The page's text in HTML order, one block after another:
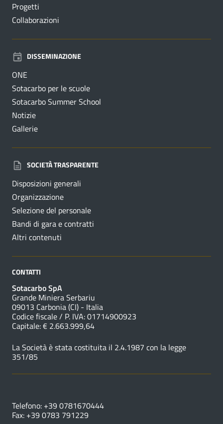
Progetti
Collaborazioni
DISSEMINAZIONE
ONE
Sotacarbo per le scuole
Sotacarbo Summer School
Notizie
Gallerie
SOCIETÀ TRASPARENTE
Disposizioni generali
Organizzazione
Selezione del personale
Bandi di gara e contratti
Altri contenuti
CONTATTI
Sotacarbo SpA
Grande Miniera Serbariu
09013 Carbonia (CI) - Italia
Codice fiscale / P. IVA: 01714900923
Capitale: € 2.663.999,64
La Società è stata costituita il 2.4.1987 con la legge
351/85
Telefono: +39 0781670444
Fax: +39 0783 791229